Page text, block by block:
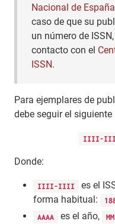
Nacional de España
caso de que su
un número de
contacto con el
ISSN.
Para ejemplares de
debe seguir el siguiente
IIII-
Donde:
IIII-IIII
es el
forma habitual:
AAAA
es el año, MM